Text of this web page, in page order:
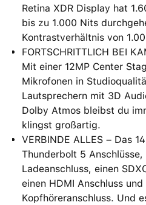
Retina XDR Display hat
bis zu 1.000 Nits
Kontrastverhältnis von
FORTSCHRITTLICH BEI
Mit einer 12MP Center
Mikrofonen in
Lautsprechern mit 3D
Dolby Atmos bleibst du
klingst großartig.
VERBINDE ALLES – Das
Thunderbolt 5
Ladeanschluss, einen
einen HDMI Anschluss und
Kopfhöreranschluss. Und